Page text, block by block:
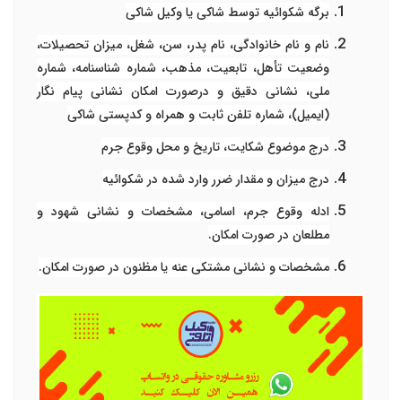
برگه شکوائیه توسط شاکی یا وکیل شاکی
نام و نام خانوادگی، نام پدر، سن، شغل، میزان تحصیلات،
وضعیت تأهل، تابعیت، مذهب، شماره شناسنامه، شماره
ملی، نشانی دقیق و درصورت امکان نشانی پیام نگار
(ایمیل)، شماره تلفن ثابت و همراه و کدپستی شاکی
درج موضوع شکایت، تاریخ و محل وقوع جرم
درج میزان و مقدار ضرر وارد شده در شکوائیه
ادله وقوع جرم، اسامی، مشخصات و نشانی شهود و
مطلعان در صورت امکان.
مشخصات و نشانی مشتکی عنه یا مظنون در صورت امکان.